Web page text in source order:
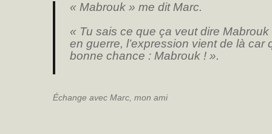
« Mabrouk » me dit Marc.
« Tu sais ce que ça veut dire
en guerre, l’expression vient de là
bonne chance : Mabrouk ! ».
Échange avec Marc, mon ami